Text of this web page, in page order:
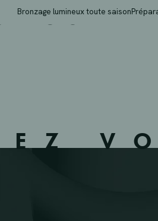
Bronzage lumineux toute saison
SPRL